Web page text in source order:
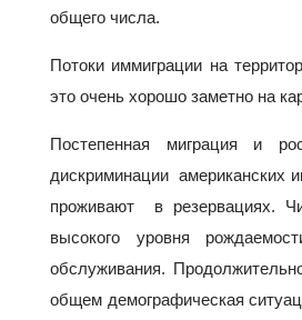
общего числа.
Потоки иммиграции на
это очень хорошо заметно на
Постепенная миграция и
дискриминации американских
проживают в резервациях.
высокого уровня
обслуживания.
общем демографическая